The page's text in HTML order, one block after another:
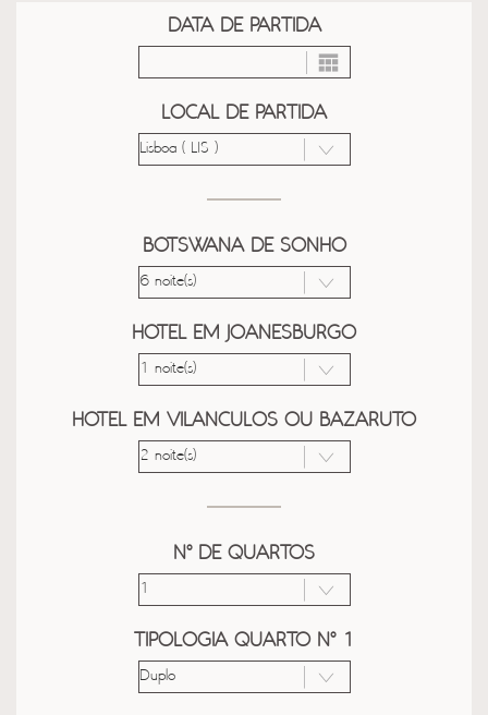
DATA DE PARTIDA
LOCAL DE PARTIDA
BOTSWANA DE SONHO
HOTEL EM JOANESBURGO
HOTEL EM VILANCULOS OU BAZARUTO
Nº DE QUARTOS
TIPOLOGIA QUARTO Nº 1